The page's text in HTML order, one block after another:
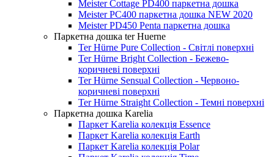
Meister Cottage PD400 паркетна дошка
Meister PC400 паркетна дошка NEW 2020
Meister PD450 Penta паркетна дошка
Паркетна дошка ter Huerne
Ter Hürne Pure Collection - Світлі поверхні
Ter Hürne Bright Collection - Бежево-
коричневі поверхні
Ter Hürne Sensual Collection - Червоно-
коричневі поверхні
Ter Hürne Straight Collection - Темні поверхні
Паркетна дошка Karelia
Паркет Karelia колекція Essence
Паркет Karelia колекція Earth
Паркет Karelia колекція Polar